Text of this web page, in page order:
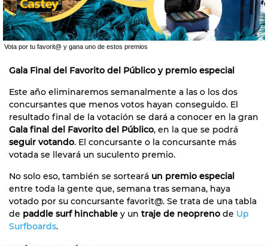
Vota por tu favorit@ y gana uno de estos premios
Gala Final del Favorito del Público y premio especial
Este año eliminaremos semanalmente a las o los dos
concursantes que menos votos hayan conseguido. El
resultado final de la votación se dará a conocer en la gran
Gala final del Favorito del Público, en la que se podrá
seguir votando. El concursante o la concursante más
votada se llevará un suculento premio.
No solo eso, también se sorteará un premio especial
entre toda la gente que, semana tras semana, haya
votado por su concursante favorit@. Se trata de una tabla
de paddle surf hinchable y un traje de neopreno de Up
Surfboards.